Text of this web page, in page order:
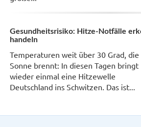
Gesundheitsrisiko: Hitze-Notfälle
handeln
Temperaturen weit über 30 Grad, die
Sonne brennt: In diesen Tagen bringt
wieder einmal eine Hitzewelle
Deutschland ins Schwitzen. Das ist...